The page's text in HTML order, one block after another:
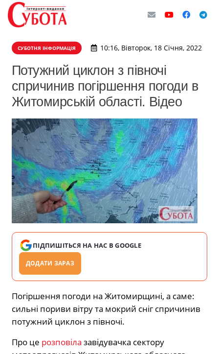
СУБОТНЯ ІНФОРМАЦІЯ 10:16, Вівторок, 18 Січня, 2022
Потужний циклон з півночі
спричинив погіршення погоди в
Житомирській області. Відео
ПІДПИШІТЬСЯ НА НАС В GOOGLE
ДОДАТИ ЗАРАЗ
Погіршення погоди на Житомирщині, а саме:
сильні пориви вітру та мокрий сніг спричинив
потужний циклон з півночі.
Про це розповіла завідувачка сектору